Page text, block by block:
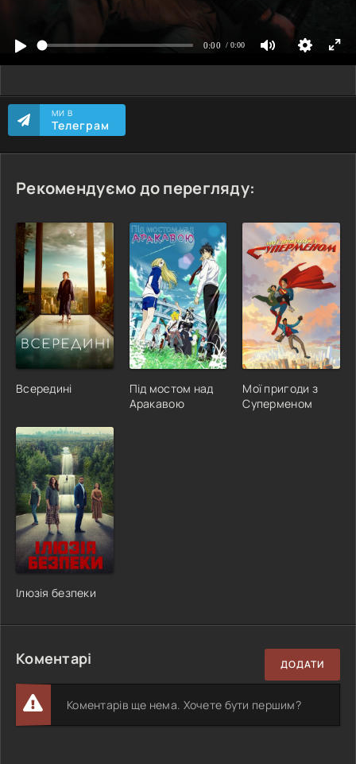
МИ В
Телеграм
Рекомендуємо до перегляду:
Всередині
Під мостом над
Аракавою
Мої пригоди з
Суперменом
Ілюзія безпеки
Коментарі ДОДАТИ
Коментарів ще нема. Хочете бути першим?